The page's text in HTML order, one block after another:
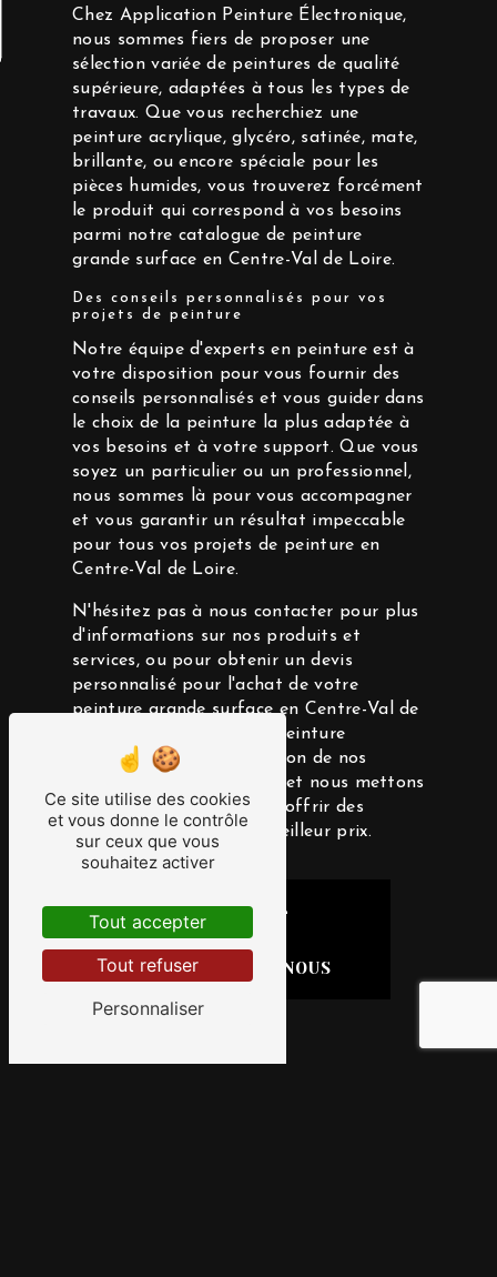
Chez Application Peinture Électronique,
nous sommes fiers de proposer une
sélection variée de peintures de qualité
supérieure, adaptées à tous les types de
travaux. Que vous recherchiez une
peinture acrylique, glycéro, satinée, mate,
brillante, ou encore spéciale pour les
pièces humides, vous trouverez forcément
le produit qui correspond à vos besoins
parmi notre catalogue de peinture
grande surface en Centre-Val de Loire.
Des conseils personnalisés pour vos
projets de peinture
Notre équipe d'experts en peinture est à
votre disposition pour vous fournir des
conseils personnalisés et vous guider dans
le choix de la peinture la plus adaptée à
vos besoins et à votre support. Que vous
soyez un particulier ou un professionnel,
nous sommes là pour vous accompagner
et vous garantir un résultat impeccable
pour tous vos projets de peinture en
Centre-Val de Loire.
N'hésitez pas à nous contacter pour plus
d'informations sur nos produits et
services, ou pour obtenir un devis
personnalisé pour l'achat de votre
peinture grande surface en Centre-Val de
Loire. Chez Application Peinture
Électronique, la satisfaction de nos
clients est notre priorité, et nous mettons
tout en œuvre pour vous offrir des
produits de qualité au meilleur prix.
ACCUEIL
CONTACTEZ-NOUS
Ce site utilise des cookies
et vous donne le contrôle
sur ceux que vous
souhaitez activer
Tout accepter
Tout refuser
Personnaliser